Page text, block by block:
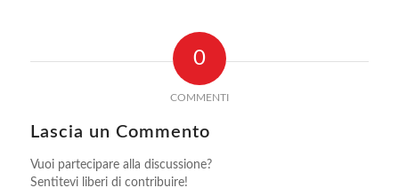
0
COMMENTI
Lascia un Commento
Vuoi partecipare alla discussione?
Sentitevi liberi di contribuire!